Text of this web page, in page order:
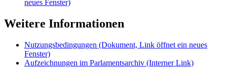
neues Fenster)
Weitere Informationen
Nutzungsbedingungen (Dokument, Link öffnet ein neues
Fenster)
Aufzeichnungen im Parlamentsarchiv (Interner Link)